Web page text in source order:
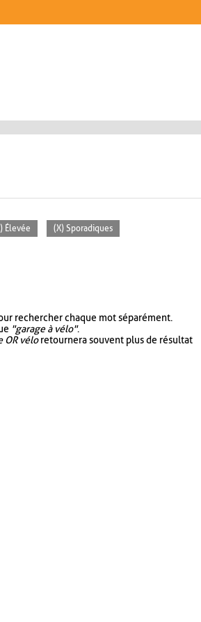
Élevée (X) Sporadiques
rechercher chaque mot séparément.
"garage à vélo".
OR véloretournera souvent plus de résultat